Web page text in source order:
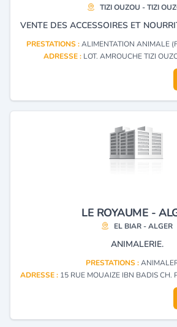
TIZI OUZOU - TIZI
PRESTATIONS :ALIMENTATION ANIMALE
ADRESSE : LOT. AMROUCHE TIZI
LE ROYAUME -
EL BIAR - ALGER
ANIMALERIE.
PRESTATIONS :
ADRESSE : 15 RUE MOUAIZE IBN BADIS CH.